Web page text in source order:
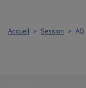
Accueil > Session >